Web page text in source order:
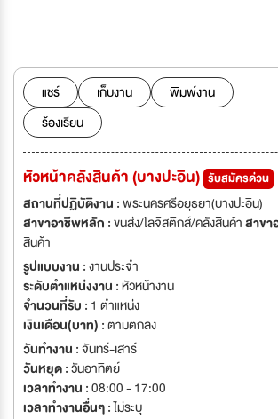
จำกัด ก่อตั้งขึ้นเมื่อปี พ.ศ. 2526 บุกเบิกในการจำหน่า
พ่วง-รถกึ่งพ่วง ทั้งสินค้าที่ผลิตโดยโรงงานในเครือภายใ
“แม็กนั่ม” และ “เท็น” ซึ่งบริษัทเป็นเจ้าของลิขสิทธิ์แต่เพี
ต่างประเทศ ทางบริษัททำงานภายใต้ระบบคุณภาพ
ทางบริษัทมีสาขาที่ศูนย์อะไหล่รังสิต เพิ่มความอำนวยสะดวกใ
ทรานส์เทค อุตสาหกรรม จำกัด ก่อตั้งขึ้นเมื่อปี พ.ศ.
พ่วง-รถกึ่งพ่วงภายใต้เครื่องหมายการค้า “แม็กนั่ม” และ
คุณภาพ ISO/TS16949:2009 สำหรับสินค้าจานลากแ
ISO9001:2008 สำหรับสินค้าอื่นๆ ปัจจุบันทางบริษัทยั
และดัดแปลงรถพ่วง รถบรรทุก และรถหัวลากตามความต้
ด้วย บริษัท เอ.เอ็น.ที. เซอร์วิส จำกัด ก่อตั้งขึ้นเมื่อปี พ.ศ. 2547 บริการเช่า
จำหน่าย และซ่อมบำรุงหางรถกึ่งพ่วงคัสซีและตู้คอนเทนเ
ฟุต ปัจจุบันทางบริษัทมีหางกึ่งพ่วงคัสซีให้เช่าประมาณ
แชร์ เก็บงาน
พิมพ์งาน
ร้องเรียน
หัวหน้าคลังสินค้า (บางปะอิน) รับสมัครด่วน
สถานที่ปฏิบัติงาน :พระนครศรีอยุธยา(บางปะอิน)
สาขาอาชีพหลัก :ขนส่ง/โลจิสติกส์/คลังสินค้าสาขา
สินค้า
รูปแบบงาน :งานประจำ
ระดับตำแหน่งงาน :หัวหน้างาน
จำนวนที่รับ : 1 ตำแหน่ง
เงินเดือน(บาท) :ตามตกลง
วันทำงาน :จันทร์-เสาร์
วันหยุด :วันอาทิตย์
เวลาทำงาน :08:00 - 17:00
เวลาทำงานอื่นๆ :ไม่ระบุ